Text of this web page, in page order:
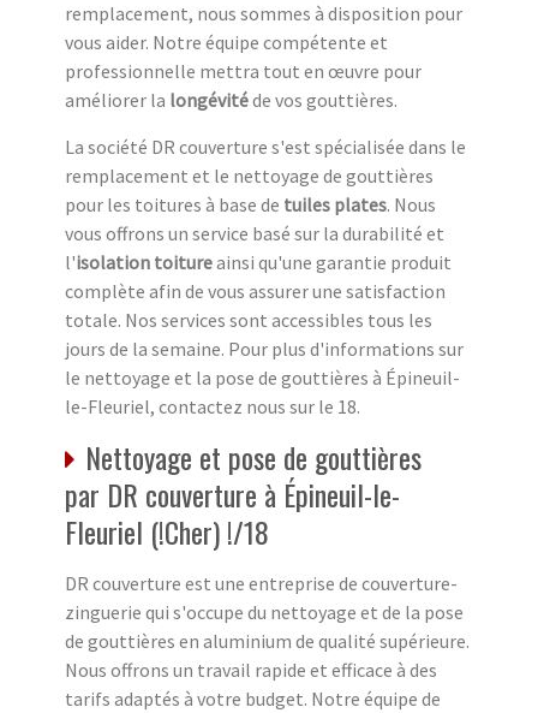
remplacement, nous sommes à disposition pour
vous aider. Notre équipe compétente et
professionnelle mettra tout en œuvre pour
améliorer la longévitéde vos gouttières.
La société DR couverture s'est spécialisée dans le
remplacement et le nettoyage de gouttières
pour les toitures à base de tuiles plates. Nous
vous offrons un service basé sur la durabilité et
l'isolation toitureainsi qu'une garantie produit
complète afin de vous assurer une satisfaction
totale. Nos services sont accessibles tous les
jours de la semaine. Pour plus d'informations sur
le nettoyage et la pose de gouttières à Épineuil-
le-Fleuriel, contactez nous sur le 18.
Nettoyage et pose de gouttières
par DR couverture à Épineuil-le-
Fleuriel (!Cher) !/18
DR couverture est une entreprise de couverture-
zinguerie qui s'occupe du nettoyage et de la pose
de gouttières en aluminium de qualité supérieure.
Nous offrons un travail rapide et efficace à des
tarifs adaptés à votre budget. Notre équipe de